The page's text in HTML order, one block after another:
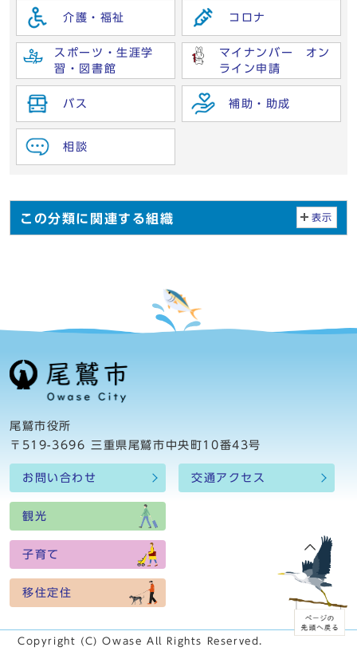
介護・福祉 コロナ
スポーツ・生涯学
習・図書館
マイナンバー オン
ライン申請
バス 補助・助成
相談
この分類に関連する組織 表示
尾鷲市役所
〒519-3696 三重県尾鷲市中央町10番43号
お問い合わせ 交通アクセス
観光
子育て
移住定住
Copyright (C) Owase All Rights Reserved.